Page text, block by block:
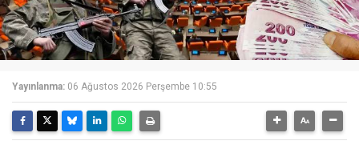
Yayınlanma: 06 Ağustos 2026 Perşembe 10:55